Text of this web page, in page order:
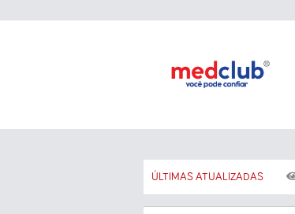
ÚLTIMAS ATUALIZADAS